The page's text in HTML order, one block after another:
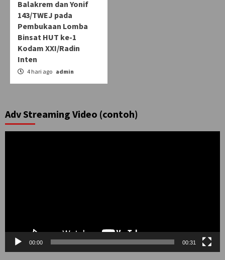
Balakrem dan Yonif
143/TWEJ pada
Pembukaan Lomba
Binsat HUT ke-1
Kodam XXI/Radin
Inten
4 hari ago admin
Adv Streaming Video (contoh)
00:00 00:31